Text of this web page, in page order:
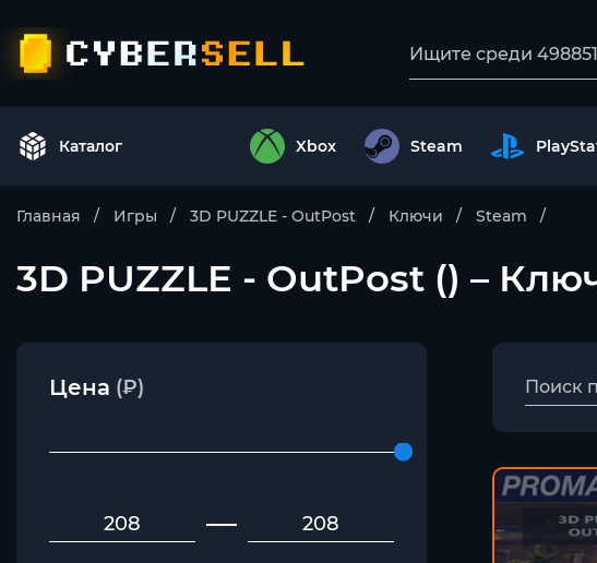
Каталог Xbox Steam
Главная Игры 3D PUZZLE - OutPost Ключи Steam
3D PUZZLE - OutPost () –
Цена (₽)